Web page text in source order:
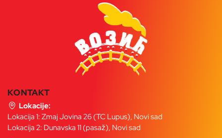
KONTAKT
Lokacije:
Lokacija 1: Zmaj Jovina 26 (TC Lupus), Novi sad
Lokacija 2: Dunavska 11 (pasaž), Novi sad